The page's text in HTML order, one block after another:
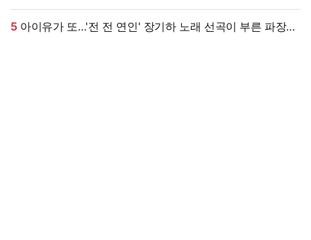
엄마가 알아봐" (원마이크)
5아이유가 또…'전 전 연인' 장기하 노래 선곡이 부른 파장